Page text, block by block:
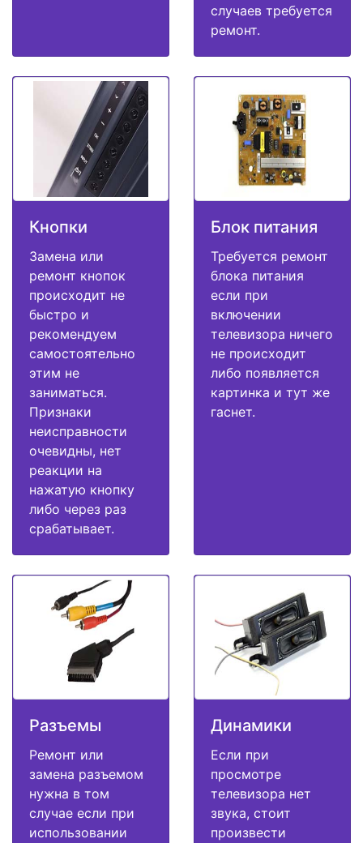
случаев требуется
ремонт.
Кнопки
Замена или
ремонт кнопок
происходит не
быстро и
рекомендуем
самостоятельно
этим не
заниматься.
Признаки
неисправности
очевидны, нет
реакции на
нажатую кнопку
либо через раз
срабатывает.
Блок питания
Требуется ремонт
блока питания
если при
включении
телевизора ничего
не происходит
либо появляется
картинка и тут же
гаснет.
Разъемы
Ремонт или
замена разъемом
нужна в том
случае если при
использовании
Динамики
Если при
просмотре
телевизора нет
звука, стоит
произвести